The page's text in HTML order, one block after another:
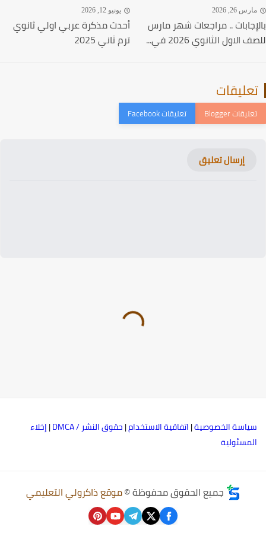
26, 2026
.. مراجعات شهر مارس
الثانوي 2026 في...
يونيو 12, 2026
أحدث مذكرة عربي اولي ثانوي
ترم ثاني 2025
إرسال تعليق
الخصوصية|اتفاقية الاستخدام|حقوق النشر / DMCA |إخلاء
جميع الحقوق محفوظة ©موقع ذاكرولي التعليمي